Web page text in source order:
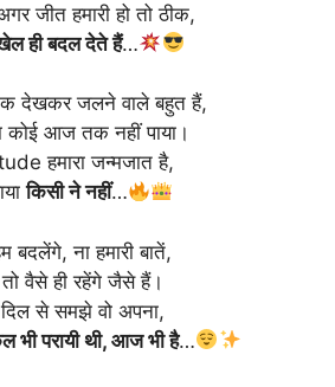
जीत हमारी हो तो ठीक,
ही बदल देते हैं…
देखकर जलने वाले बहुत हैं,
कोई आज तक नहीं पाया।
हमारा जन्मजात है,
किसी ने नहीं…
बदलेंगे, ना हमारी बातें,
वैसे ही रहेंगे जैसे हैं।
से समझे वो अपना,
भी परायी थी, आज भी है…